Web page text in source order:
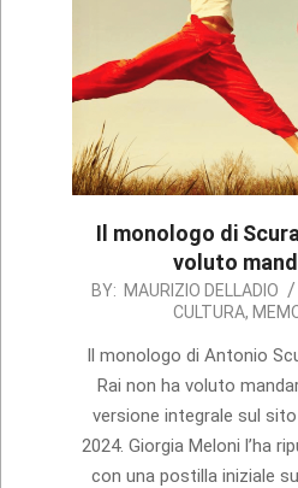
Il monologo di
voluto
2024-
22
BY: MAURIZIO DELLADIO
CULTURA,
Il monologo di Antonio
Rai non ha voluto
versione integrale sul
2024. Giorgia Meloni l’ha
con una postilla iniziale